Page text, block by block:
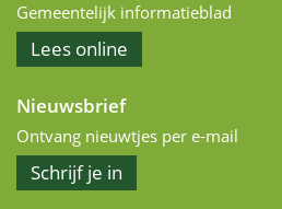
Gemeentelijk informatieblad
Lees het
informatieblad
online
Nieuwsbrief
Ontvang nieuwtjes per e-mail
Schrijf je in
de